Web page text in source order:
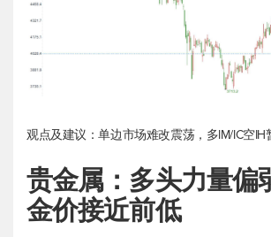
观点及建议：单边市场难改震荡，多IM/IC空IH
贵金属：多头力量偏
金价接近前低